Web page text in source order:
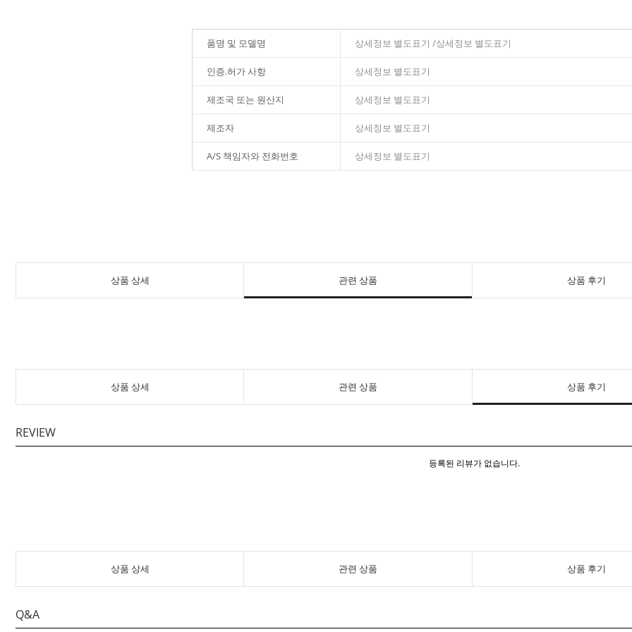
품명 및 모델명 상세정보 별도표기 /상세정보 별도표기
인증.허가 사항 상세정보 별도표기
제조국 또는 원산지 상세정보 별도표기
제조자 상세정보 별도표기
A/S 책임자와 전화번호 상세정보 별도표기
상품 상세 관련 상품 상품 후기
상품 상세 관련 상품 상품 후기
REVIEW
등록된 리뷰가 없습니다.
상품 상세 관련 상품 상품 후기
Q&A